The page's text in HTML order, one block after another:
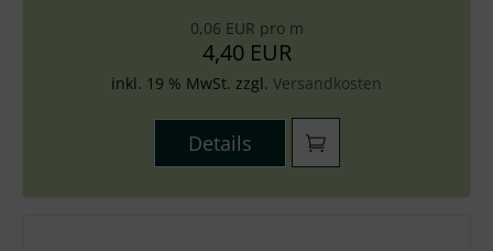
0,06 EUR pro m
4,40 EUR
inkl. 19 % MwSt. zzgl. Versandkosten
Details